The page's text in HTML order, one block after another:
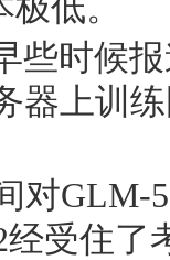
低。
些时候
器上训
对GLM-
受住了